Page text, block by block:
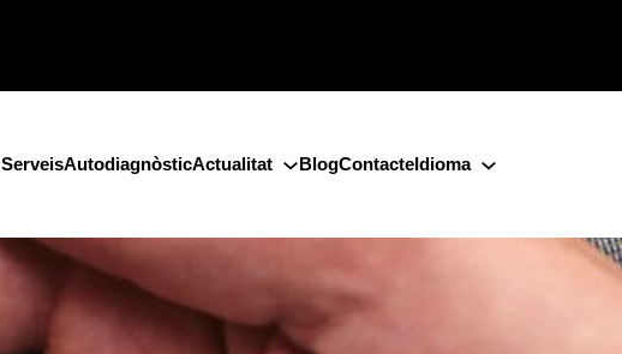
ServeisAutodiagnòsticActualitat BlogContacteIdioma